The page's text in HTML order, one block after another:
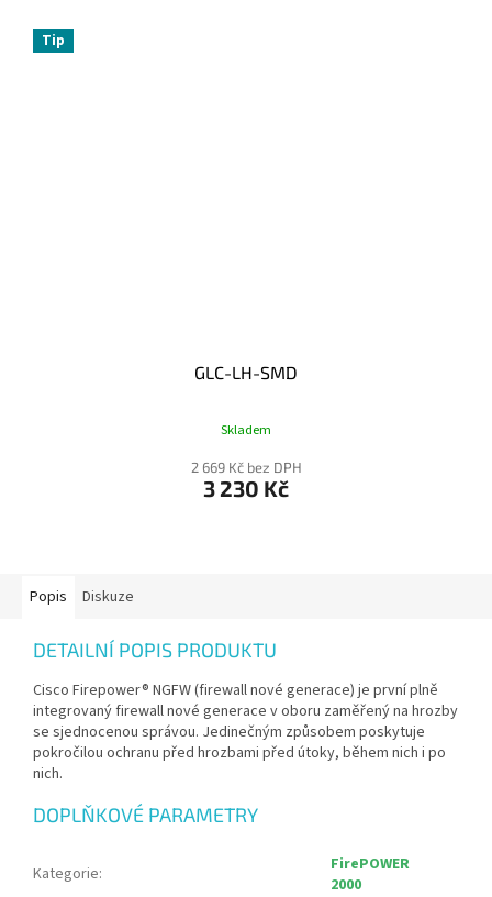
Tip
GLC-LH-SMD
Skladem
2 669 Kč bez DPH
3 230 Kč
Popis Diskuze
DETAILNÍ POPIS PRODUKTU
Cisco Firepower® NGFW (firewall nové generace) je první plně
integrovaný firewall nové generace v oboru zaměřený na hrozby
se sjednocenou správou. Jedinečným způsobem poskytuje
pokročilou ochranu před hrozbami před útoky, během nich i po
nich.
DOPLŇKOVÉ PARAMETRY
Kategorie:
FirePOWER
2000